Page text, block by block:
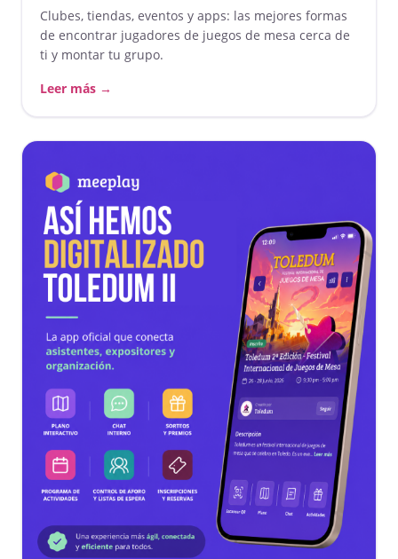
Clubes, tiendas, eventos y apps: las mejores formas
de encontrar jugadores de juegos de mesa cerca de
ti y montar tu grupo.
Leer más →